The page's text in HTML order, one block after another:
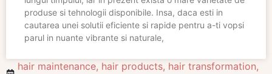
produse si tehnologii disponibile. Insa, daca esti in
cautarea unei solutii eficiente si rapide pentru a-ti vopsi
parul in nuante vibrante si naturale,
hair maintenance, hair products, hair transformation,